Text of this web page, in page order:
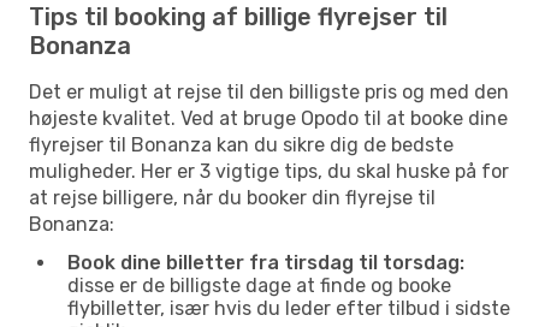
Tips til booking af billige flyrejser til
Bonanza
Det er muligt at rejse til den billigste pris og med den
højeste kvalitet. Ved at bruge Opodo til at booke dine
flyrejser til Bonanza kan du sikre dig de bedste
muligheder. Her er 3 vigtige tips, du skal huske på for
at rejse billigere, når du booker din flyrejse til
Bonanza:
Book dine billetter fra tirsdag til torsdag:
disse er de billigste dage at finde og booke
flybilletter, især hvis du leder efter tilbud i sidste